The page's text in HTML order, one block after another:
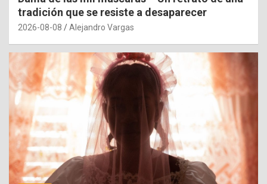
tradición que se resiste a desaparecer
2026-08-08 Alejandro Vargas